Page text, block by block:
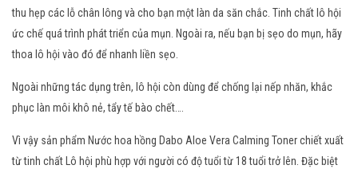
thu hẹp các lỗ chân lông và cho bạn một làn da săn chắc. Tinh chất lô hội
ức chế quá trình phát triển của mụn. Ngoài ra, nếu bạn bị sẹo do mụn, hãy
thoa lô hội vào đó để nhanh liền sẹo.
Ngoài những tác dụng trên, lô hội còn dùng để chống lại nếp nhăn, khắc
phục làn môi khô nẻ, tẩy tế bào chết….
Vì vậy sản phẩm Nước hoa hồng Dabo Aloe Vera Calming Toner chiết xuất
từ tinh chất Lô hội phù hợp với người có độ tuổi từ 18 tuổi trở lên. Đặc biệt